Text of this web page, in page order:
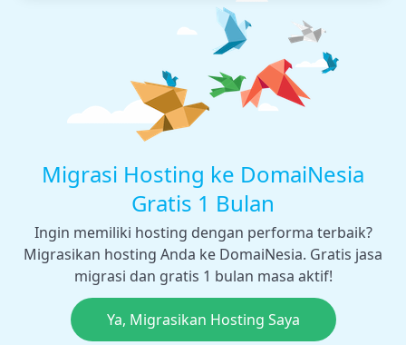
Migrasi Hosting ke DomaiNesia
Gratis 1 Bulan
Ingin memiliki hosting dengan performa terbaik?
Migrasikan hosting Anda ke DomaiNesia. Gratis jasa
migrasi dan gratis 1 bulan masa aktif!
Ya, Migrasikan Hosting Saya